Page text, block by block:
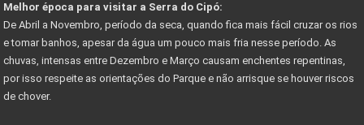
GUIA DE TRILHAS SERRA DO CIPÓ
CIPÓ CLASSIC FESTIVAL - COPA DAS CONFEDERAÇÕES
Começa em junho festival de outono serra do cipó
Melhor época para visitar a Serra do Cipó:
De Abril a Novembro, período da seca, quando fica mais fácil cruzar os rios
e tomar banhos, apesar da água um pouco mais fria nesse período. As
chuvas, intensas entre Dezembro e Março causam enchentes repentinas,
por isso respeite as orientações do Parque e não arrisque se houver riscos
de chover.